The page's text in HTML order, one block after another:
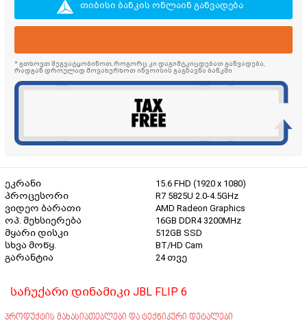
თიბისი ბანკის ონლაინ განვადება
* გთხოვთ შეგვატყობინოთ, როგორც კი დაგიმტკიცდებათ განვადება,
რადგან დროულად მოვახერხოთ ინვოისის გაგზავნა ბანკში
ეკრანი
15.6 FHD (1920 x 1080)
პროცესორი
R7 5825U 2.0-4.5GHz
ვიდეო ბარათი
AMD Radeon Graphics
ოპ. მეხსიერება
16GB DDR4 3200MHz
მყარი დისკი
512GB SSD
სხვა მოწყ.
BT/HD Cam
გარანტია
24 თვე
საჩუქარი დინამიკი JBL FLIP 6
პროდუქტის მახასიათებლები და ტექნიკური დეტალები